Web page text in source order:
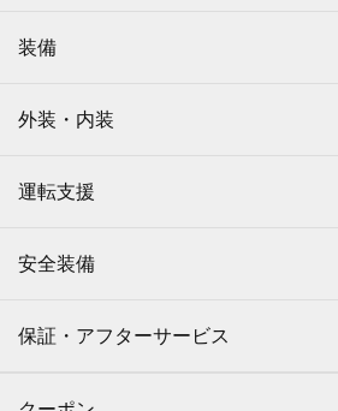
装備
外装・内装
運転支援
安全装備
保証・アフターサービス